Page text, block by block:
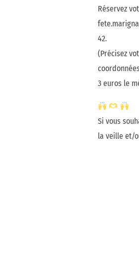
Réservez
42.
(Précisez
3 euros le
Si vous
la veille et/